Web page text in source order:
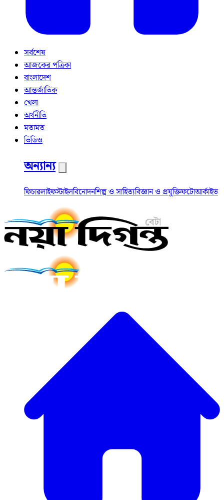
সর্বশেষ
আজকের পত্রিকা
বাংলাদেশ
আন্তর্জাতিক
খেলা
অর্থনীতি
মতামত
ভিডিও
অন্যান্য
ফিচারলাইফস্টাইলবিনোদনশিল্প ও সাহিত্যবিজ্ঞান ও প্রযুক্তিফটোআর্কাইভ